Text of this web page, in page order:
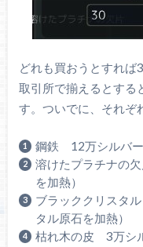
どれも買おうとすれ
取引所で揃えるとする
す。ついでに、それぞ
鋼鉄 12万シルバー
溶けたプラチナの
を加熱）
ブラッククリスタ
タル原石を加熱）
枯れ木の皮 3万シ